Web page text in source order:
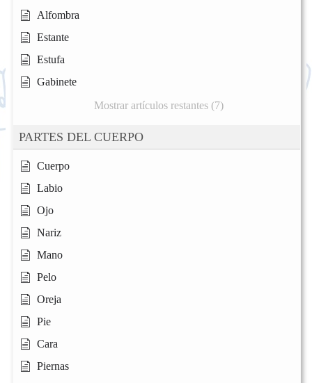
Alfombra
Estante
Estufa
Gabinete
Mostrar artículos restantes (7)
PARTES DEL CUERPO
Cuerpo
Labio
Ojo
Nariz
Mano
Pelo
Oreja
Pie
Cara
Piernas